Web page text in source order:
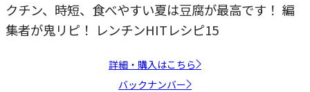
クチン、時短、食べやすい夏は豆腐が最高です！ 編
集者が鬼リピ！ レンチンHITレシピ15
詳細・購入はこちら
バックナンバー